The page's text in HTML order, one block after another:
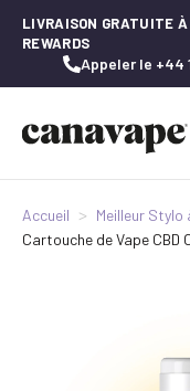
LIVRAISON GRATUITE
REWARDS
Appeler le +44
Accueil Meilleur Stylo
Cartouche de Vape CBD